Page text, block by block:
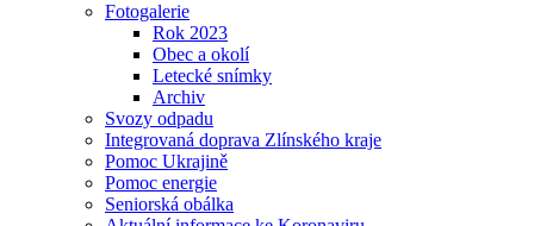
Fotogalerie
Rok 2023
Obec a okolí
Letecké snímky
Archiv
Svozy odpadu
Integrovaná doprava Zlínského kraje
Pomoc Ukrajině
Pomoc energie
Seniorská obálka